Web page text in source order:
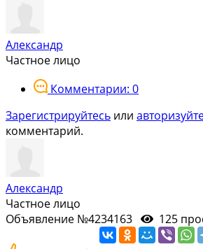
Александр
Частное лицо
Комментарии: 0
Зарегистрируйтесь или
комментарий.
Александр
Частное лицо
Объявление №4234163
125